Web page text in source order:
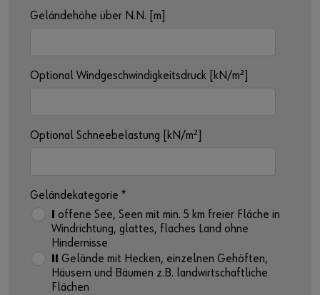
Geländehöhe über N.N. [m]
Optional Windgeschwindigkeitsdruck [kN/m²]
Optional Schneebelastung [kN/m²]
Geländekategorie *
offene See, Seen mit min. 5 km freier Fläche in
Windrichtung, glattes, flaches Land ohne
Hindernisse
Gelände mit Hecken, einzelnen Gehöften,
Häusern und Bäumen z.B. landwirtschaftliche
Flächen